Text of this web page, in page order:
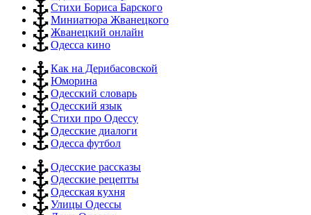
Стихи Бориса Барского
Миниатюра Жванецкого
Жванецкий онлайн
Одесса кино
Как на Дерибасовской
Юморина
Одесский словарь
Одесский язык
Стихи про Одессу
Одесские диалоги
Одесса футбол
Одесские рассказы
Одесские рецепты
Одесская кухня
Улицы Одессы